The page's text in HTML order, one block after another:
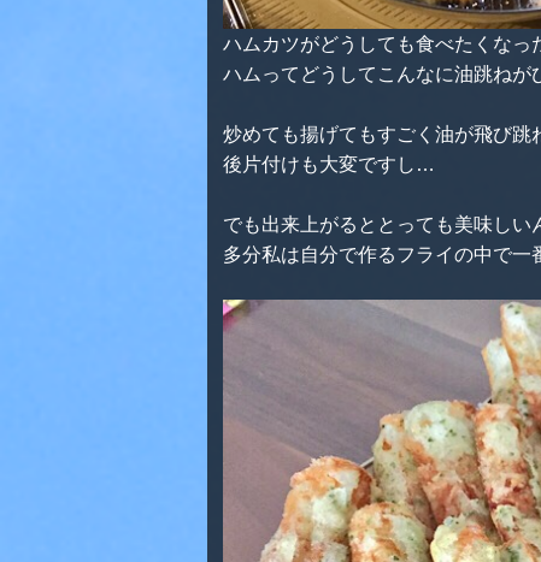
ハムカツがどうしても食べたくなっ
ハムってどうしてこんなに油跳ね
炒めても揚げてもすごく油が飛び跳
後片付けも大変ですし…
でも出来上がるととっても美味し
多分私は自分で作るフライの中で一